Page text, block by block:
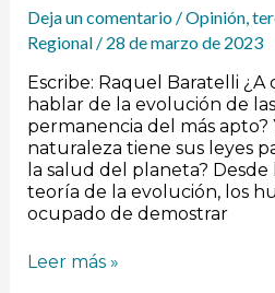
Deja un comentario /Opinión,
Regional / 28 de marzo de 2023
Escribe: Raquel Baratelli
hablar de la evolución de
permanencia del más apto?
naturaleza tiene sus leyes
la salud del planeta?
teoría de la evolución, los
ocupado de demostrar
Leer más »